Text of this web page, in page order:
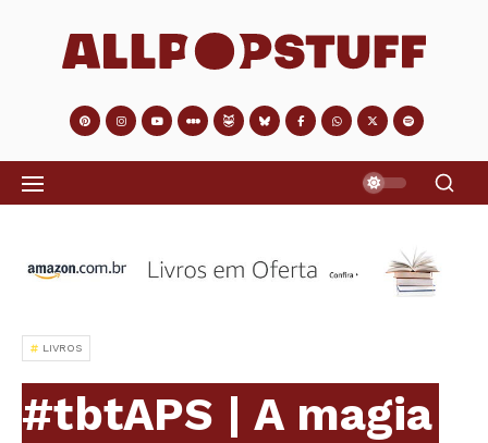
LIVROS
#tbtAPS | A magia